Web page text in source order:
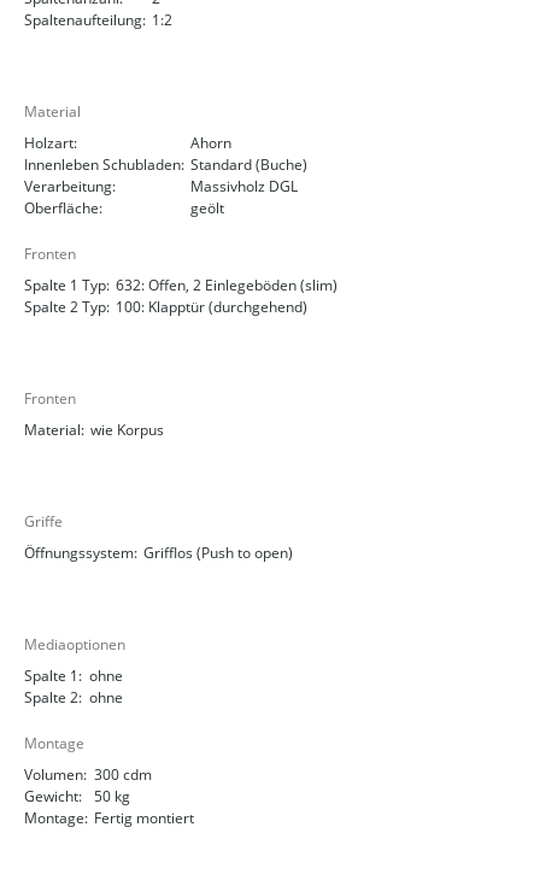
Spaltenaufteilung: 1:2
Material
Holzart:
Ahorn
Innenleben Schubladen: Standard (Buche)
Verarbeitung:
Massivholz DGL
Oberfläche:
geölt
Fronten
Spalte 1 Typ: 632: Offen, 2 Einlegeböden (slim)
Spalte 2 Typ: 100: Klapptür (durchgehend)
Fronten
Material: wie Korpus
Griffe
Öffnungssystem: Grifflos (Push to open)
Mediaoptionen
Spalte 1: ohne
Spalte 2: ohne
Montage
Volumen: 300 cdm
Gewicht: 50 kg
Montage: Fertig montiert